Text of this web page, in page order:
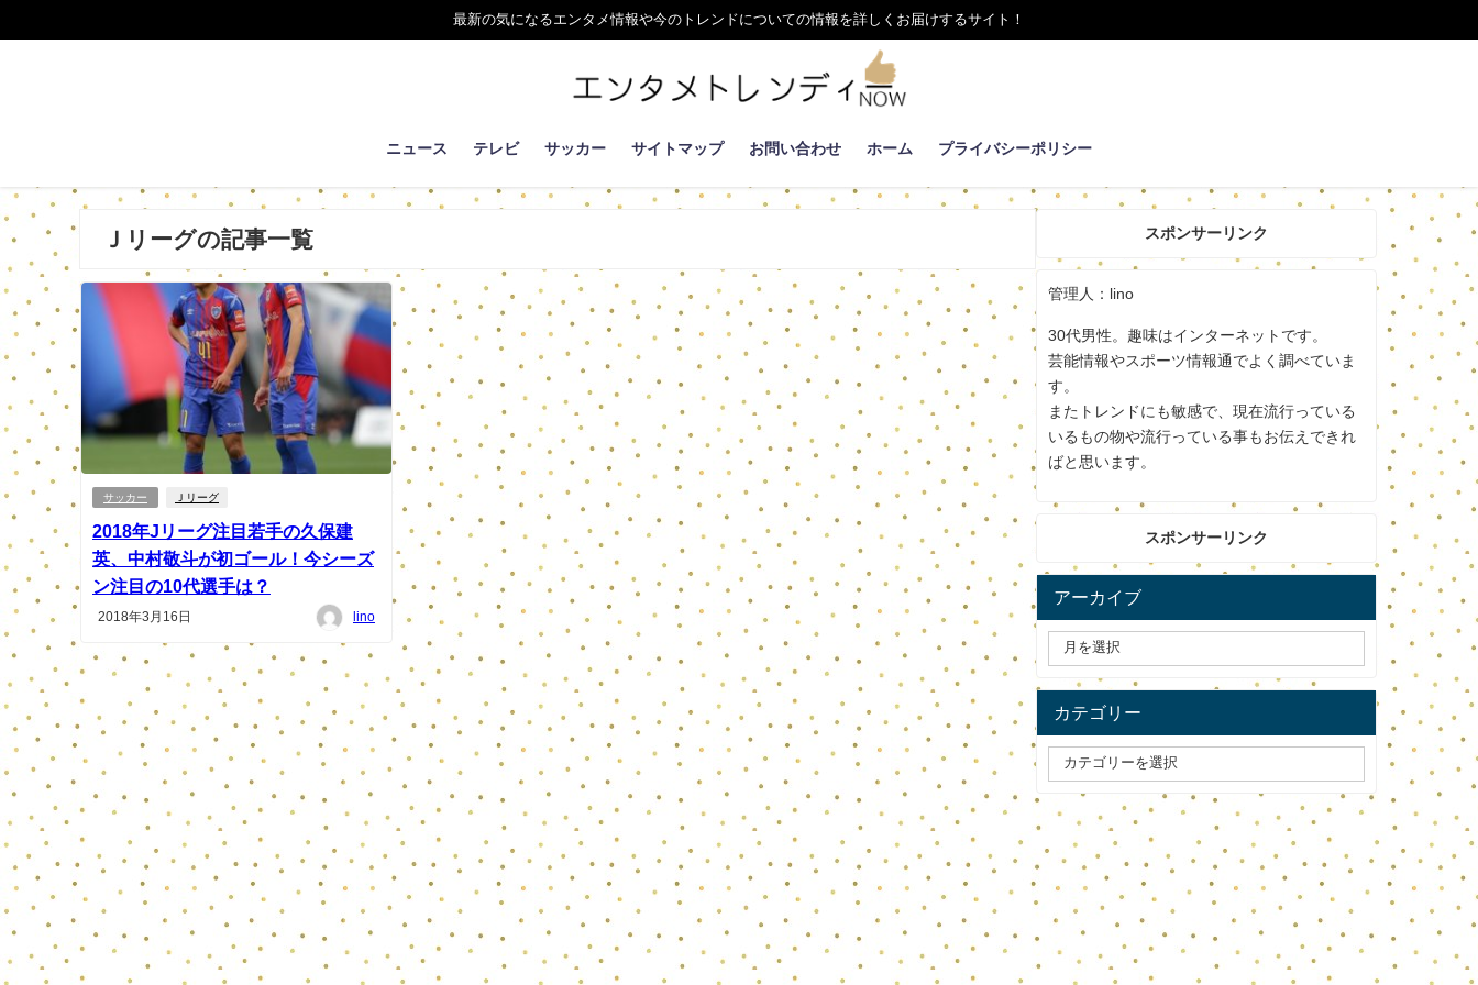
最新の気になるエンタメ情報や今のトレンドについての情報を詳しくお届けするサイト！
ニュース テレビ サッカー サイトマップ お問い合わせ ホーム プライバシーポリシー
Ｊリーグの記事一覧
サッカー Ｊリーグ
2018年Jリーグ注目若手の久保建
英、中村敬斗が初ゴール！今シーズ
ン注目の10代選手は？
2018年3月16日 lino
スポンサーリンク
管理人：lino
30代男性。趣味はインターネットです。
芸能情報やスポーツ情報通でよく調べていま
す。
またトレンドにも敏感で、現在流行っている
いるもの物や流行っている事もお伝えできれ
ばと思います。
スポンサーリンク
アーカイブ
カテゴリー